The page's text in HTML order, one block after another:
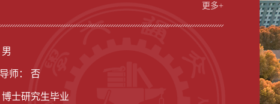
更多+
师： 否
士研究生毕业